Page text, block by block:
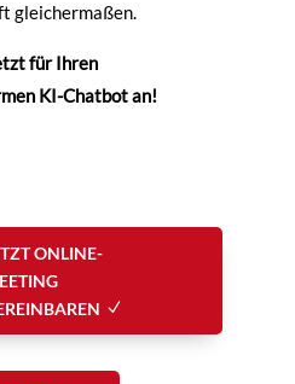
gleichermaßen.
für Ihren
KI-Chatbot an!
ONLINE-